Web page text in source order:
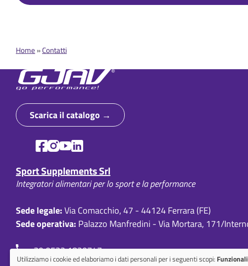
B
r
i
c
l
e
d
i
p
a
Home Contatti
Scarica il catalogo
Sport Supplements Srl
Integratori alimentari per lo sport e la performance
Sede legale:Via Comacchio, 47 - 44124 Ferrara (FE)
Sede operativa: Palazzo Manfredini - Via Mortara, 171/
+39 0532 1820747
Utilizziamo i cookie ed elaboriamo i dati personali per i seguenti scopi: